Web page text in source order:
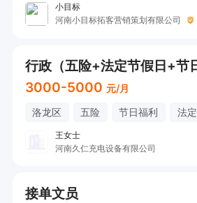
小目标
河南小目标拓客营销策划有限公司
行政（五险+法定节假日+节
3000-5000 元/月
洛龙区 五险 节日福利 法
王女士
河南久仁充电设备有限公司
接单文员